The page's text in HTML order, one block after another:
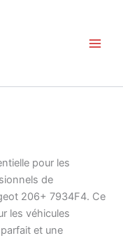
pour les
de
206+ 7934F4. Ce
les véhicules
et une